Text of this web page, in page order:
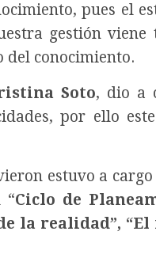
pues el
gestión viene
conocimiento.
Soto, dio a
por ello
estuvo a
“Ciclo de
la realidad”, “El